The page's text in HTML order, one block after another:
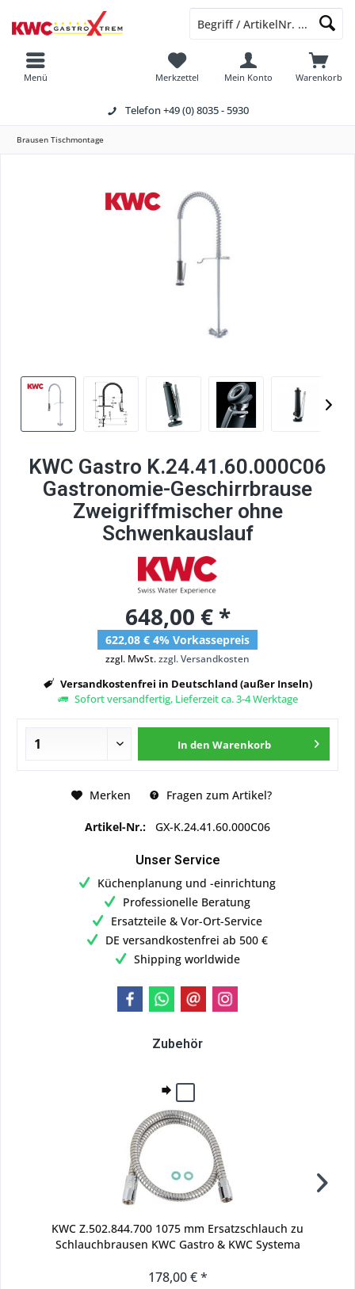
Telefon +49 (0) 8035 - 5930
Menü Warenkorb
Merkzettel Mein Konto
Brausen Tischmontage
KWC Gastro K.24.41.60.000C06
Gastronomie-Geschirrbrause
Zweigriffmischer ohne
Schwenkauslauf
648,00 € *
622,08 € 4% Vorkassepreis
zzgl. MwSt.zzgl. Versandkosten
Versandkostenfrei in Deutschland (außer Inseln)
Sofort versandfertig, Lieferzeit ca. 3-4 Werktage
In den Warenkorb
Merken Fragen zum Artikel?
Artikel-Nr.: GX-K.24.41.60.000C06
Unser Service
Küchenplanung und -einrichtung
Professionelle Beratung
Ersatzteile & Vor-Ort-Service
DE versandkostenfrei ab 500 €
Shipping worldwide
Zubehör
KWC Z.502.844.700 1075 mm Ersatzschlauch zu
Schlauchbrausen KWC Gastro & KWC Systema
178,00 € *